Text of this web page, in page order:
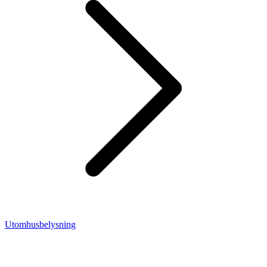
Utomhusbelysning